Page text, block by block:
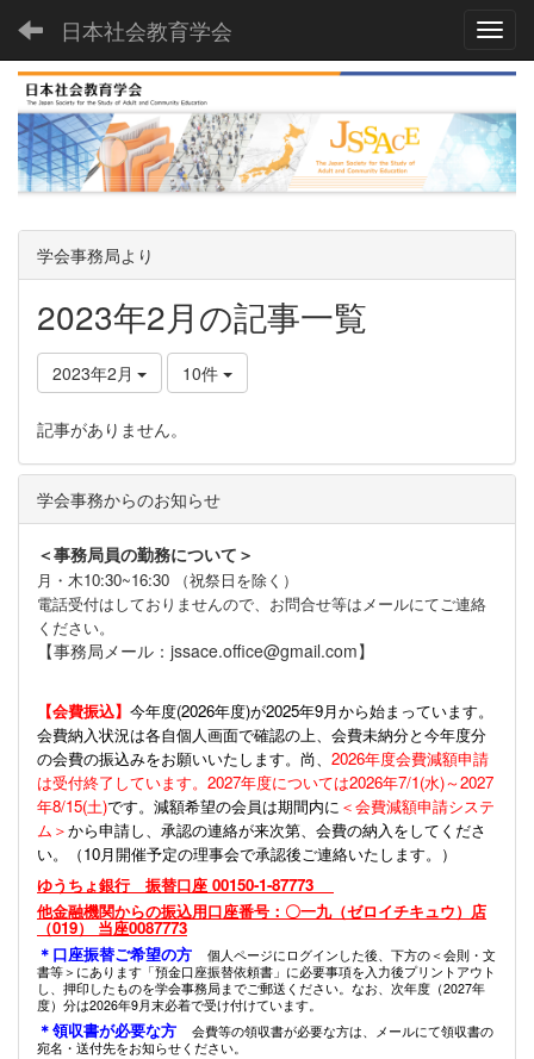
日本社会教育学会
学会事務局より
2023年2月の記事一覧
2023年2月 10件
記事がありません。
学会事務からのお知らせ
＜事務局員の勤務について＞
月・木10:30~16:30 （祝祭日を除く）
電話受付はしておりませんので、お問合せ等はメールにてご連絡
ください。
【事務局メール：jssace.office@gmail.com】
【会費振込】 今年度(2026年度)が2025年9月から始まっています。
会費納入状況は各自個人画面で確認の上、会費未納分と今年度分
の会費の振込みをお願いいたします。尚、 2026年度会費減額申請
は受付終了しています。2027年度については2026年7/1(水)～2027
年8/15(土)です。減額希望の会員は期間内に ＜会費減額申請システ
ム＞から申請し、承認の連絡が来次第、会費の納入をしてくださ
い。（10月開催予定の理事会で承認後ご連絡いたします。）
ゆうちょ銀行 振替口座 00150-1-87773
他金融機関からの振込用口座番号：〇一九（ゼロイチキュウ）店
（019） 当座0087773
＊口座振替ご希望の方
個人ページにログインした後、下方の＜会則・文
書等＞にあります「預金口座振替依頼書」に必要事項を入力後プリントアウト
し、押印したものを学会事務局までご郵送ください。なお、次年度（2027年
度）分は2026年9月末必着で受け付けています。
＊領収書が必要な方
会費等の領収書が必要な方は、メールにて領収書の
宛名・送付先をお知らせください。